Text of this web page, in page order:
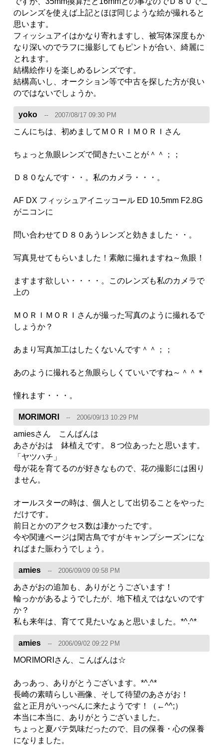
のレンズを使えば上記とほぼ同じような絵が撮れると
思います。
フィッシュアイはかなり寄れますし、被写体深度もか
なり深いのでラフに撮影してもピントが合い、綺麗に
とれます。
結構絵作りを楽しめるレンズです。
結構高いし、オークション等で中古を探した方が良い
のではないでしょうか。
yoko 2007/08/17 09:30 PM
こんにちは、初めましてＭＯＲＩＭＯＲＩさん
ちょっと魚眼レンズで聞きたいことが＾＾；；
Ｄ８０なんです・・。私のカメラ・・・。
AF DX フィッシュアイニッコール ED 10.5mm F2.8G
がニコンに
問い合わせてＤ８０あうレンズと効きました・・。
写真見せてもらいました！素敵に撮れますね～魚眼！
ますます欲しい・・・・。このレンズも私のカメラで
上の
ＭＯＲＩＭＯＲＩさんが撮った写真のように撮れるで
しょうか？
あまり写真加工はしたくないんです＾＾；；
あのように撮れると魚眼らしくていいですね～＾＾＊
憧れます・・・。
MORIMORI 2006/09/13 10:29 PM
amiesさん こんばんは
あさがおは 鉢植えです。８つ位あったと思います。
「ヤツハチ」
母が花を育てるのが好きなもので、花の撮影には困り
ません。
オールスターの時は、個人として出切ることをやった
だけです。
前日とかのアクセス数は凄かったです。
今や関連ページは閑古鳥ですがキャンプシーズンにな
ればまた賑わうでしょう。
amies 2006/09/09 09:58 PM
あさがおの追加も、ありがとうございます！
輪っかがあるようでしたが、地下植えではないのです
か？
私も来年は、育てて見たいなぁと思いました。*^.^*
amies 2006/09/02 09:22 PM
MORIMORIさん、こんばんは☆
あっあっ、ありがとうございます。*^.^*
長崎の素晴らしい画像、そして待望のあさがお！
盆と正月がいっぺんに来たようです！（←^^;）
本当に本当に、ありがとうございました。
ちょっと夏バテ気味だったので、目の保養・心の保養
になりました。